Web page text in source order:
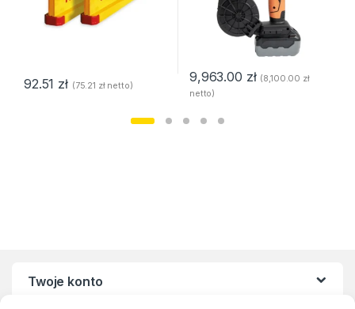
92.51 zł (75.21 złnetto)
9,963.00 zł (8,100.00 zł
netto)
Twoje konto